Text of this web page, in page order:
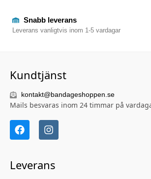
Snabb leverans
Leverans vanligtvis inom 1-5 vardagar
Kundtjänst
kontakt@bandageshoppen.se
Mails besvaras inom 24 timmar på
Leverans